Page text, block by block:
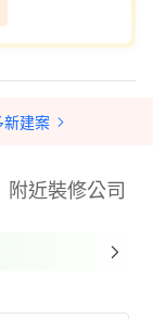
新建案
附近裝修公司